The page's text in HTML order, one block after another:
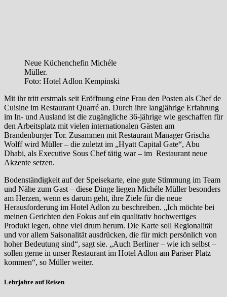
Neue Küchenchefin Michéle
Müller.
Foto: Hotel Adlon Kempinski
Mit ihr tritt erstmals seit Eröffnung eine Frau den Posten als Chef de
Cuisine im Restaurant Quarré an. Durch ihre langjährige Erfahrung
im In- und Ausland ist die zugängliche 36-jährige wie geschaffen für
den Arbeitsplatz mit vielen internationalen Gästen am
Brandenburger Tor. Zusammen mit Restaurant Manager Grischa
Wolff wird Müller – die zuletzt im „Hyatt Capital Gate“, Abu
Dhabi, als Executive Sous Chef tätig war – im Restaurant neue
Akzente setzen.
Bodenständigkeit auf der Speisekarte, eine gute Stimmung im Team
und Nähe zum Gast – diese Dinge liegen Michéle Müller besonders
am Herzen, wenn es darum geht, ihre Ziele für die neue
Herausforderung im Hotel Adlon zu beschreiben. „Ich möchte bei
meinen Gerichten den Fokus auf ein qualitativ hochwertiges
Produkt legen, ohne viel drum herum. Die Karte soll Regionalität
und vor allem Saisonalität ausdrücken, die für mich persönlich von
hoher Bedeutung sind“, sagt sie. „Auch Berliner – wie ich selbst –
sollen gerne in unser Restaurant im Hotel Adlon am Pariser Platz
kommen“, so Müller weiter.
Lehrjahre auf Reisen